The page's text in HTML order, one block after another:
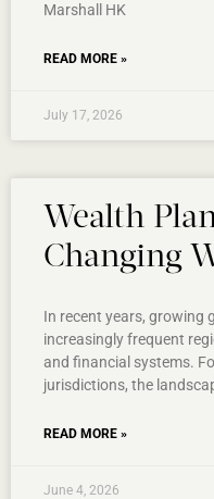
Marshall HK
READ MORE »
July 17, 2026
Wealth
Changing
In recent years, growing
increasingly frequent
and financial systems.
jurisdictions, the
READ MORE »
June 4, 2026